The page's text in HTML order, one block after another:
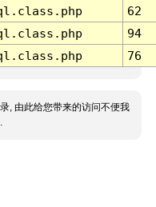
62
94
76
, 由此给您带来的访问不便我